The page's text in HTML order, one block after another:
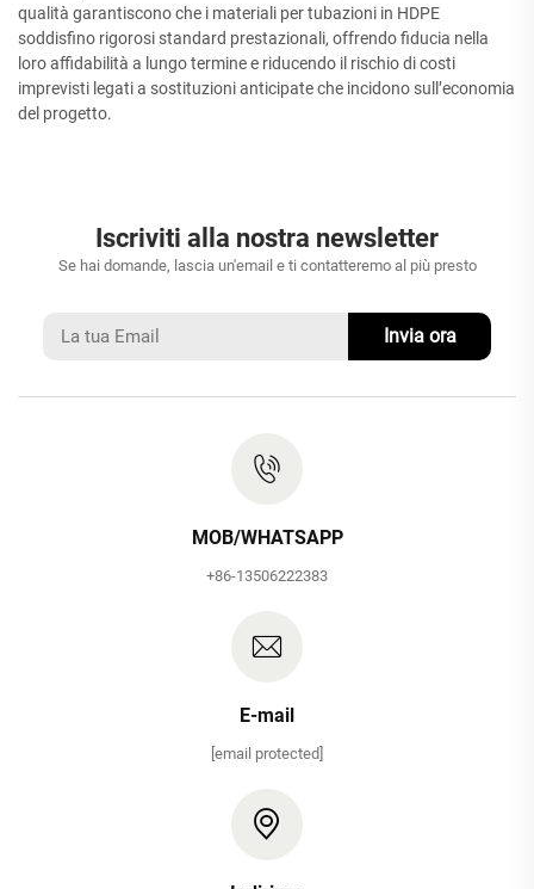
qualità garantiscono che i materiali per tubazioni in HDPE
soddisfino rigorosi standard prestazionali, offrendo fiducia nella
loro affidabilità a lungo termine e riducendo il rischio di costi
imprevisti legati a sostituzioni anticipate che incidono sull’economia
del progetto.
Iscriviti alla nostra newsletter
Se hai domande, lascia un'email e ti contatteremo al più presto
Invia ora
MOB/WHATSAPP
+86-13506222383
E-mail
[email protected]